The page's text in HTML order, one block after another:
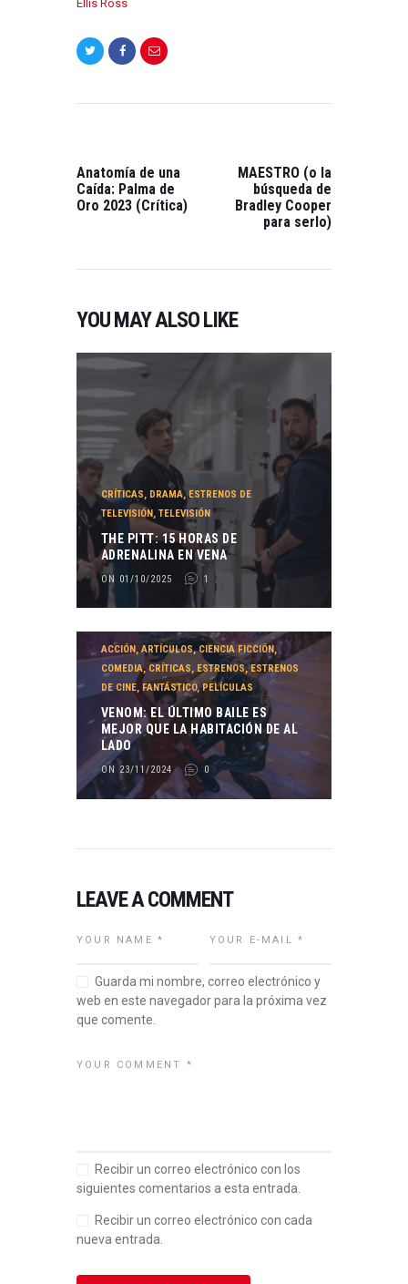
Ellis Ross
POST:
Anatomía de una
Caída: Palma de
Oro 2023 (Crítica)
MAESTRO (o la
búsqueda de
Bradley Cooper
para serlo)
YOU MAY ALSO LIKE
CRÍTICAS, DRAMA,ESTRENOS DE
TELEVISIÓN, TELEVISIÓN
THE PITT: 15 HORAS DE
ADRENALINA EN VENA
ON 01/10/2025 1
ACCIÓN , ARTÍCULOS,CIENCIA FICCIÓN ,
COMEDIA, CRÍTICAS, ESTRENOS,ESTRENOS
DE CINE, FANTÁSTICO,PELÍCULAS
VENOM: EL ÚLTIMO BAILE ES
MEJOR QUE LA HABITACIÓN DE AL
LADO
ON 23/11/2024 0
LEAVE A COMMENT
Guarda mi nombre, correo electrónico y
web en este navegador para la próxima vez
que comente.
Recibir un correo electrónico con los
siguientes comentarios a esta entrada.
Recibir un correo electrónico con cada
nueva entrada.